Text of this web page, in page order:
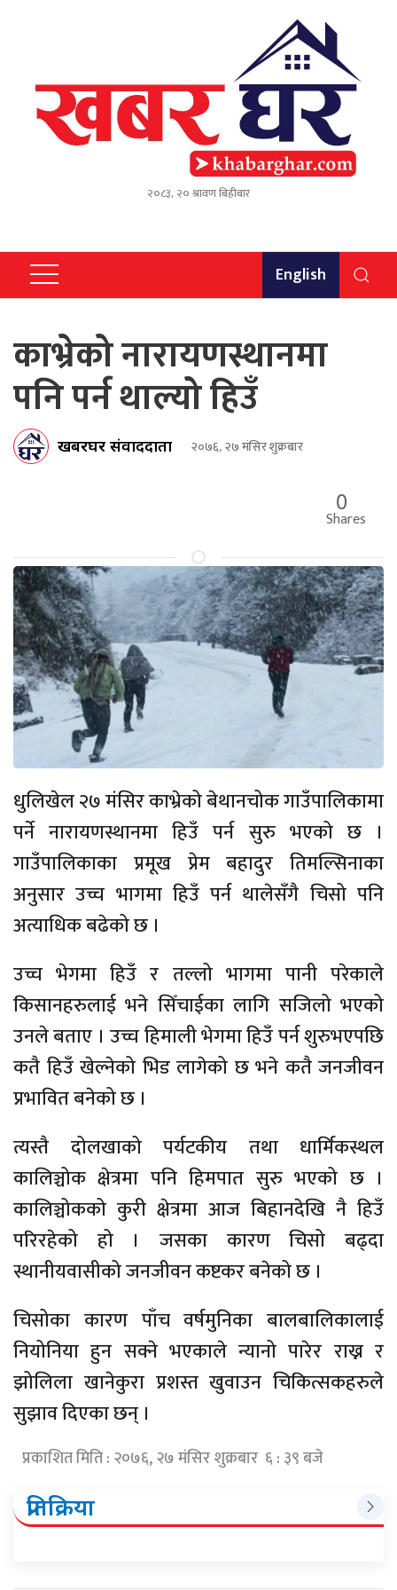
२०८३, २० श्रावण बिहीबार
English
काभ्रेको नारायणस्थानमा
पनि पर्न थाल्यो हिउँ
खबरघर संवाददाता २०७६, २७ मंसिर शुक्रबार
0
Shares
धुलिखेल २७ मंसिर काभ्रेको बेथानचोक गाउँपालिकामा
पर्ने नारायणस्थानमा हिउँ पर्न सुरु भएको छ ।
गाउँपालिकाका प्रमूख प्रेम बहादुर तिमल्सिनाका
अनुसार उच्च भागमा हिउँ पर्न थालेसँगै चिसो पनि
अत्याधिक बढेको छ ।
उच्च भेगमा हिउँ र तल्लो भागमा पानी परेकाले
किसानहरुलाई भने सिँचाईका लागि सजिलो भएको
उनले बताए । उच्च हिमाली भेगमा हिउँ पर्न शुरुभएपछि
कतै हिउँ खेल्नेको भिड लागेको छ भने कतै जनजीवन
प्रभावित बनेको छ ।
त्यस्तै दोलखाको पर्यटकीय तथा धार्मिकस्थल
कालिञ्चोक क्षेत्रमा पनि हिमपात सुरु भएको छ ।
कालिञ्चोकको कुरी क्षेत्रमा आज बिहानदेखि नै हिउँ
परिरहेको हो । जसका कारण चिसो बढ्दा
स्थानीयवासीको जनजीवन कष्टकर बनेको छ ।
चिसोका कारण पाँच वर्षमुनिका बालबालिकालाई
नियोनिया हुन सक्ने भएकाले न्यानो पारेर राख्न र
झोलिला खानेकुरा प्रशस्त खुवाउन चिकित्सकहरुले
सुझाव दिएका छन् ।
प्रकाशित मिति : २०७६, २७ मंसिर शुक्रबार ६ : ३९ बजे
प्रतिक्रिया